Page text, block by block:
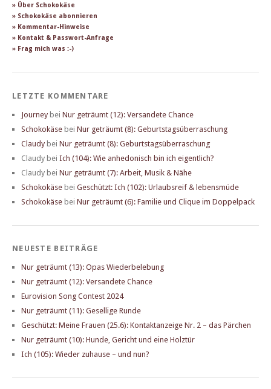
» Über Schokokäse
» Schokokäse abonnieren
» Kommentar-Hinweise
» Kontakt & Passwort-Anfrage
» Frag mich was :-)
LETZTE KOMMENTARE
Journey bei Nur geträumt (12): Versandete Chance
Schokokäse bei Nur geträumt (8): Geburtstagsüberraschung
Claudy bei Nur geträumt (8): Geburtstagsüberraschung
Claudy bei Ich (104): Wie anhedonisch bin ich eigentlich?
Claudy bei Nur geträumt (7): Arbeit, Musik & Nähe
Schokokäse bei Geschützt: Ich (102): Urlaubsreif & lebensmüde
Schokokäse bei Nur geträumt (6): Familie und Clique im Doppelpack
NEUESTE BEITRÄGE
Nur geträumt (13): Opas Wiederbelebung
Nur geträumt (12): Versandete Chance
Eurovision Song Contest 2024
Nur geträumt (11): Gesellige Runde
Geschützt: Meine Frauen (25.6): Kontaktanzeige Nr. 2 – das Pärchen
Nur geträumt (10): Hunde, Gericht und eine Holztür
Ich (105): Wieder zuhause – und nun?